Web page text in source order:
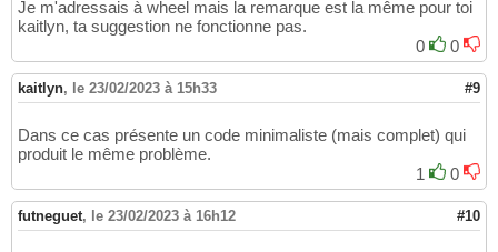
Je m'adressais à wheel mais la remarque est la même pour toi
kaitlyn, ta suggestion ne fonctionne pas.
0
0
kaitlyn, le 23/02/2023 à 15h33 #9
Dans ce cas présente un code minimaliste (mais complet) qui
produit le même problème.
1
0
futneguet, le 23/02/2023 à 16h12 #10